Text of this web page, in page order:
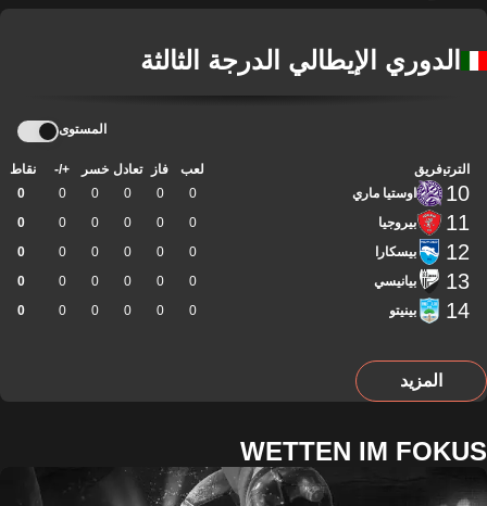
الدوري الإيطالي الدرجة الثالثة
المستوى
الترتيبفريق لعب فاز تعادل خسر +/- نقاط
10 اوستيا ماري 0
0
0
0
0
0
11 بيروجيا 0
0
0
0
0
0
12 بيسكارا 0
0
0
0
0
0
13 بيانيسي 0
0
0
0
0
0
14 بينيتو 0
0
0
0
0
0
المزيد
WETTEN IM FOKUS